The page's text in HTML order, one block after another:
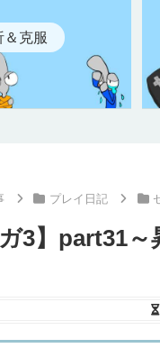
克服
プレイ日記
3】part31～